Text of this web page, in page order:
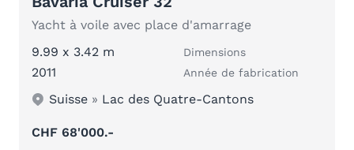
Yacht à voile avec place d'amarrage
9.99 x 3.42 m
Dimensions
2011 Année de fabrication
Suisse » Lac des Quatre-Cantons
CHF 68'000.-